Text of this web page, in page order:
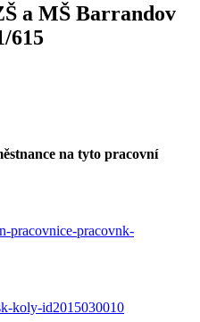
a MŠ Barrandov
615
na tyto pracovní
pracovnice-pracovnk-
koly-id2015030010